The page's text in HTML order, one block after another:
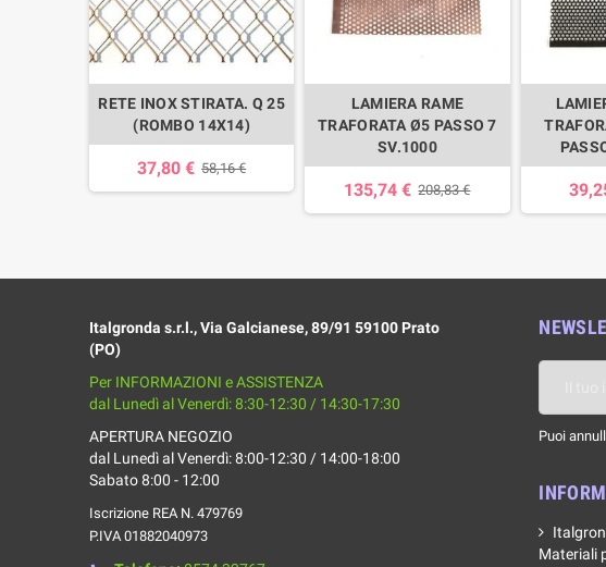
RETE INOX STIRATA. Q 25
(ROMBO 14X14)
37,80 € 58,16 €
LAMIERA RAME
TRAFORATA Ø5 PASSO 7
SV.1000
135,74 € 208,83 €
Italgronda s.r.l., Via Galcianese, 89/91 59100 Prato
(PO)
Per INFORMAZIONI e ASSISTENZA
dal Lunedì al Venerdì: 8:30-12:30 / 14:30-17:30
APERTURA NEGOZIO
dal Lunedì al Venerdì: 8:00-12:30 / 14:00-18:00
Sabato 8:00 - 12:00
Iscrizione REA N. 479769
P.IVA 01882040973
Puoi
Materiali